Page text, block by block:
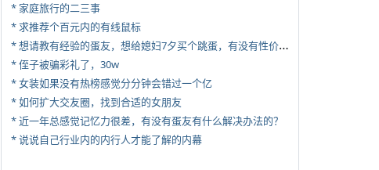
* 家庭旅行的二三事
* 求推荐个百元内的有线鼠标
*
想请教有经验的蛋友，想给媳妇7夕买个跳蛋，有没有性价比高的推荐
* 侄子被骗彩礼了，30w
* 女装如果没有热榜感觉分分钟会错过一个亿
* 如何扩大交友圈，找到合适的女朋友
* 近一年总感觉记忆力很差，有没有蛋友有什么解决办法的？
* 说说自己行业内的内行人才能了解的内幕